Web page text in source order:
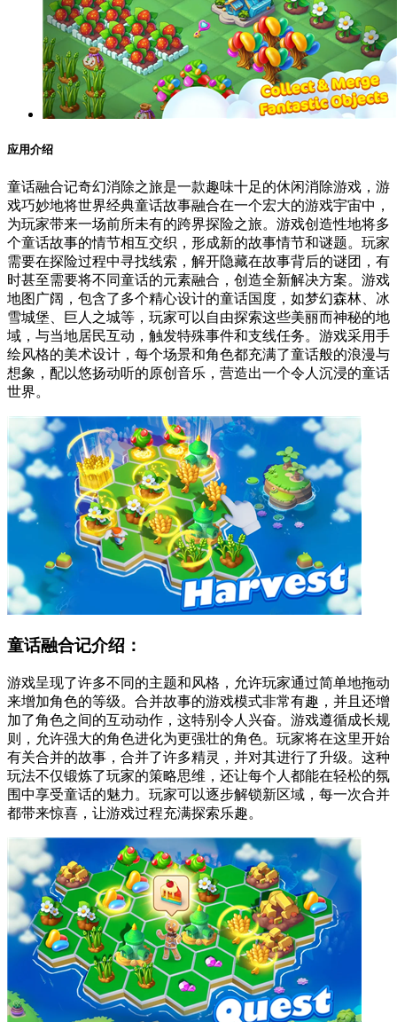
应用介绍
童话融合记奇幻消除之旅是一款趣味十足的休闲消除游戏，游
戏巧妙地将世界经典童话故事融合在一个宏大的游戏宇宙中，
为玩家带来一场前所未有的跨界探险之旅。游戏创造性地将多
个童话故事的情节相互交织，形成新的故事情节和谜题。玩家
需要在探险过程中寻找线索，解开隐藏在故事背后的谜团，有
时甚至需要将不同童话的元素融合，创造全新解决方案。游戏
地图广阔，包含了多个精心设计的童话国度，如梦幻森林、冰
雪城堡、巨人之城等，玩家可以自由探索这些美丽而神秘的地
域，与当地居民互动，触发特殊事件和支线任务。游戏采用手
绘风格的美术设计，每个场景和角色都充满了童话般的浪漫与
想象，配以悠扬动听的原创音乐，营造出一个令人沉浸的童话
世界。
童话融合记介绍：
游戏呈现了许多不同的主题和风格，允许玩家通过简单地拖动
来增加角色的等级。合并故事的游戏模式非常有趣，并且还增
加了角色之间的互动动作，这特别令人兴奋。游戏遵循成长规
则，允许强大的角色进化为更强壮的角色。玩家将在这里开始
有关合并的故事，合并了许多精灵，并对其进行了升级。这种
玩法不仅锻炼了玩家的策略思维，还让每个人都能在轻松的氛
围中享受童话的魅力。玩家可以逐步解锁新区域，每一次合并
都带来惊喜，让游戏过程充满探索乐趣。